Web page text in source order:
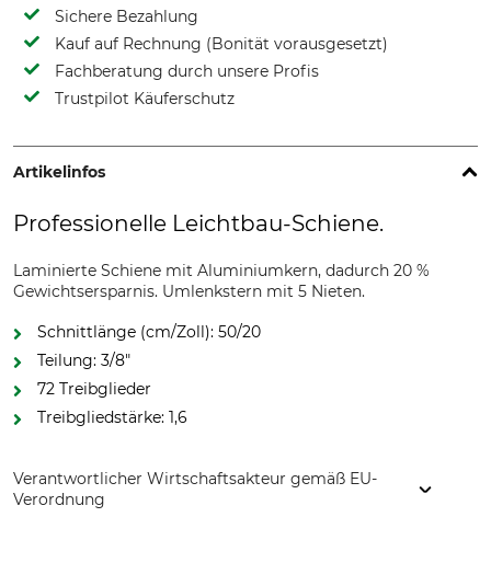
Sichere Bezahlung
Kauf auf Rechnung (Bonität vorausgesetzt)
Fachberatung durch unsere Profis
Trustpilot Käuferschutz
Artikelinfos
Professionelle Leichtbau-Schiene.
Laminierte Schiene mit Aluminiumkern, dadurch 20 %
Gewichtsersparnis. Umlenkstern mit 5 Nieten.
Schnittlänge (cm/Zoll): 50/20
Teilung: 3/8"
72 Treibglieder
Treibgliedstärke: 1,6
Verantwortlicher Wirtschaftsakteur gemäß EU-
Verordnung